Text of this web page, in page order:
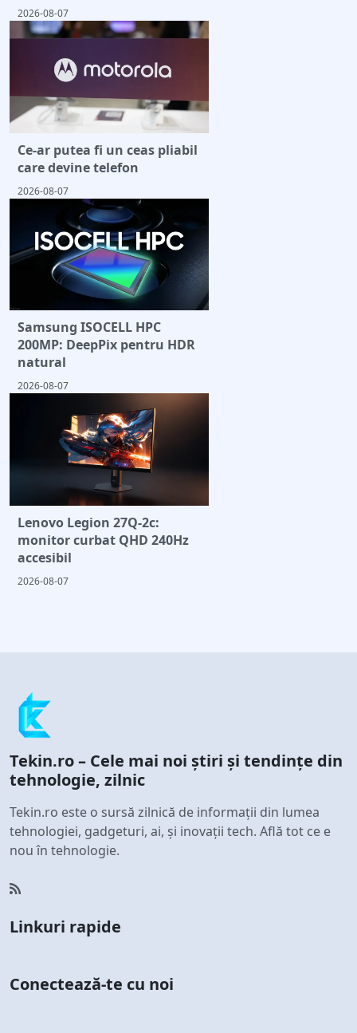
2026-08-07
Ce-ar putea fi un ceas pliabil
care devine telefon
2026-08-07
Samsung ISOCELL HPC
200MP: DeepPix pentru HDR
natural
2026-08-07
Lenovo Legion 27Q-2c:
monitor curbat QHD 240Hz
accesibil
2026-08-07
Tekin.ro – Cele mai noi știri și tendințe din
tehnologie, zilnic
Tekin.ro este o sursă zilnică de informații din lumea
tehnologiei, gadgeturi, ai, și inovații tech. Află tot ce e
nou în tehnologie.
Linkuri rapide
Conectează-te cu noi